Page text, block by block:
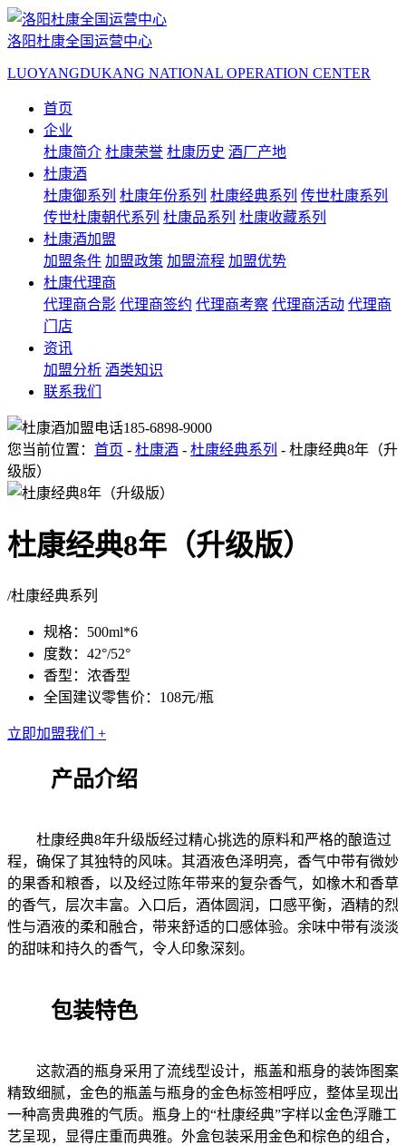
洛阳杜康全国运营中心
LUOYANGDUKANG NATIONAL OPERATION CENTER
首页
企业
杜康简介 杜康荣誉 杜康历史 酒厂产地
杜康酒
杜康御系列 杜康年份系列 杜康经典系列 传世杜康系列
传世杜康朝代系列 杜康品系列 杜康收藏系列
杜康酒加盟
加盟条件 加盟政策 加盟流程 加盟优势
杜康代理商
代理商合影 代理商签约 代理商考察 代理商活动 代理商
门店
资讯
加盟分析 酒类知识
联系我们
185-6898-9000
您当前位置： 首页 - 杜康酒 - 杜康经典系列 - 杜康经典8年（升
级版）
杜康经典8年（升级版）
/杜康经典系列
规格：500ml*6
度数：42°/52°
香型：浓香型
全国建议零售价：108元/瓶
立即加盟我们 +
产品介绍
杜康经典8年升级版经过精心挑选的原料和严格的酿造过
程，确保了其独特的风味。其酒液色泽明亮，香气中带有微妙
的果香和粮香，以及经过陈年带来的复杂香气，如橡木和香草
的香气，层次丰富。入口后，酒体圆润，口感平衡，酒精的烈
性与酒液的柔和融合，带来舒适的口感体验。余味中带有淡淡
的甜味和持久的香气，令人印象深刻。
包装特色
这款酒的瓶身采用了流线型设计，瓶盖和瓶身的装饰图案
精致细腻，金色的瓶盖与瓶身的金色标签相呼应，整体呈现出
一种高贵典雅的气质。瓶身上的“杜康经典”字样以金色浮雕工
艺呈现，显得庄重而典雅。外盒包装采用金色和棕色的组合，